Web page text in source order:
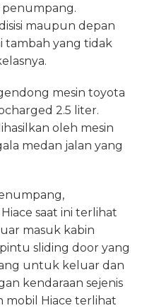
penumpang.
maupun depan
tambah yang tidak
mesin toyota
2.5 liter.
oleh mesin
medan jalan yang
saat ini terlihat
masuk kabin
sliding door yang
untuk keluar dan
kendaraan sejenis
mobil Hiace terlihat